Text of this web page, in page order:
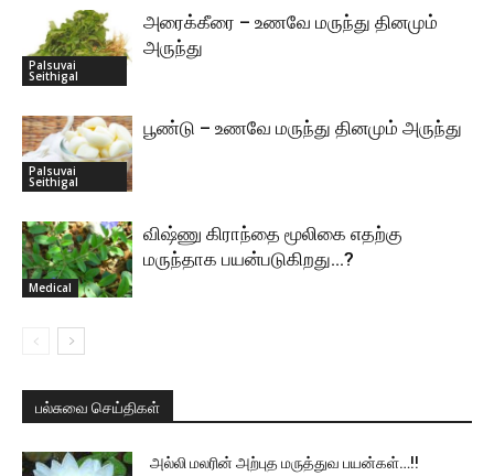
Palsuvai
Seithigal
அரைக்கீரை – உணவே மருந்து தினமும்
அருந்து
Palsuvai
Seithigal
பூண்டு – உணவே மருந்து தினமும் அருந்து
Medical
விஷ்ணு கிராந்தை மூலிகை எதற்கு
மருந்தாக பயன்படுகிறது…?
பல்சுவை செய்திகள்
அல்லி மலரின் அற்புத மருத்துவ பயன்கள்…!!